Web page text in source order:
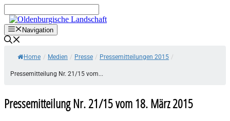
Inhalt
springenNavigation
Home / Medien / Presse / Pressemitteilungen 2015 /
Pressemitteilung Nr. 21/15 vom...
Pressemitteilung Nr. 21/15 vom 18. März 2015